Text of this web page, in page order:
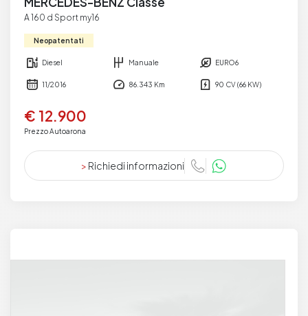
A 160 d Sport my16
Neopatentati
Diesel Manuale EURO6
11/2016 86.343 Km 90 CV (66 KW)
€ 12.900
Prezzo Autoarona
> Richiedi informazioni